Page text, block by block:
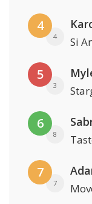
4
4 Si
5
3
6
8
7
7